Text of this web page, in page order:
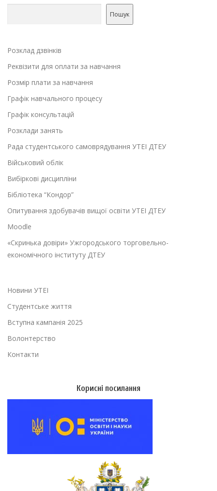
Пошук
Розклад дзвінків
Реквізити для оплати за навчання
Розмір плати за навчання
Графік навчального процесу
Графік консультацій
Розклади занять
Рада студентського самоврядування УТЕІ ДТЕУ
Військовий облік
Вибіркові дисципліни
Бібліотека “Кондор”
Опитування здобувачів вищої освіти УТЕІ ДТЕУ
Moodle
«Скринька довіри» Ужгородського торговельно-
економічного інституту ДТЕУ
Новини УТЕІ
Студентське життя
Вступна кампанія 2025
Волонтерство
Контакти
Корисні посилання